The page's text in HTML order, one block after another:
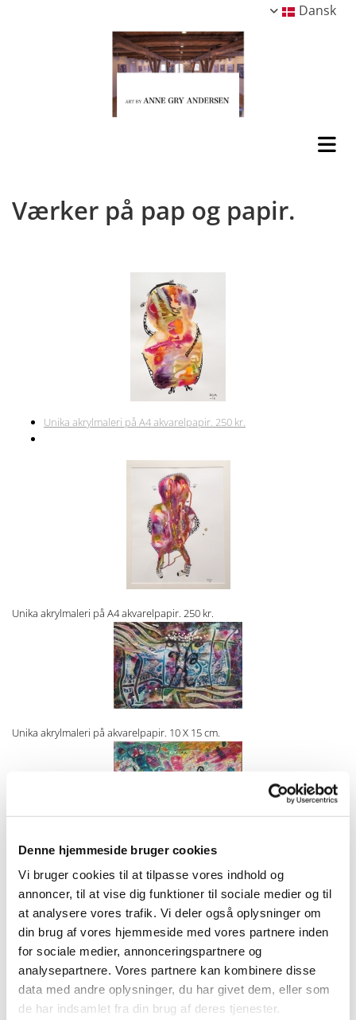
Denne hjemmeside bruger cookies
Vi bruger cookies til at tilpasse vores indhold og
annoncer, til at vise dig funktioner til sociale medier og til
at analysere vores trafik. Vi deler også oplysninger om
din brug af vores hjemmeside med vores partnere inden
for sociale medier, annonceringspartnere og
analysepartnere. Vores partnere kan kombinere disse
data med andre oplysninger, du har givet dem, eller som
de har indsamlet fra din brug af deres tjenester.
Dansk
Værker på pap og papir.
Unika akrylmaleri på A4 akvarelpapir. 250 kr.
Unika akrylmaleri på A4 akvarelpapir. 250 kr.
Unika akrylmaleri på akvarelpapir. 10 X 15 cm.
Unika akrylmaleri på pap. Pris 550 kr.